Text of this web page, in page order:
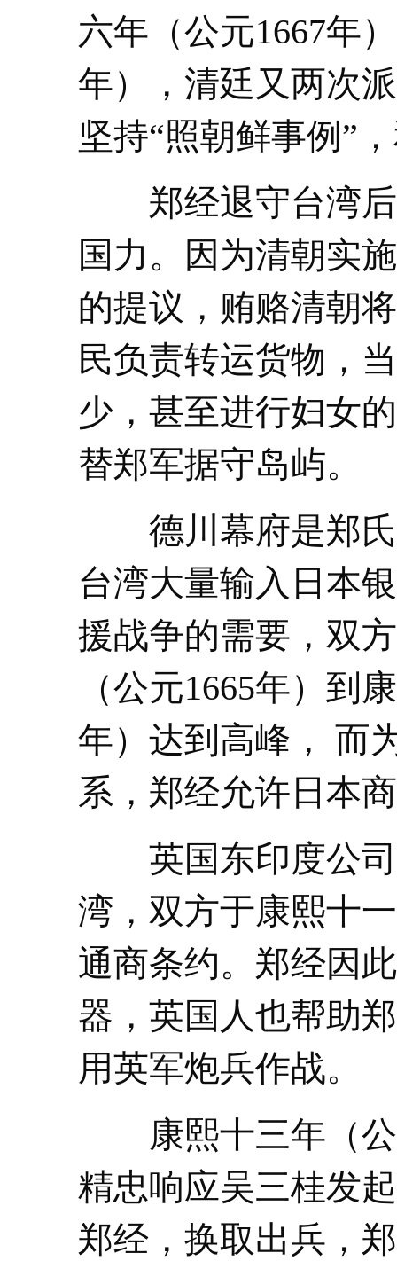
六年（公元1667年
年），清廷又两次
坚持“照朝鲜事例”
郑经退守台湾后
国力。因为清朝实
的提议，贿赂清朝
民负责转运货物，
少，甚至进行妇女
替郑军据守岛屿。
德川幕府是郑氏
台湾大量输入日本
援战争的需要，双
（公元1665年）到
年）达到高峰， 而
系，郑经允许日本
英国东印度公司
湾，双方于康熙十
通商条约。郑经因
器，英国人也帮助
用英军炮兵作战。
康熙十三年（公
精忠响应吴三桂发
郑经，换取出兵，